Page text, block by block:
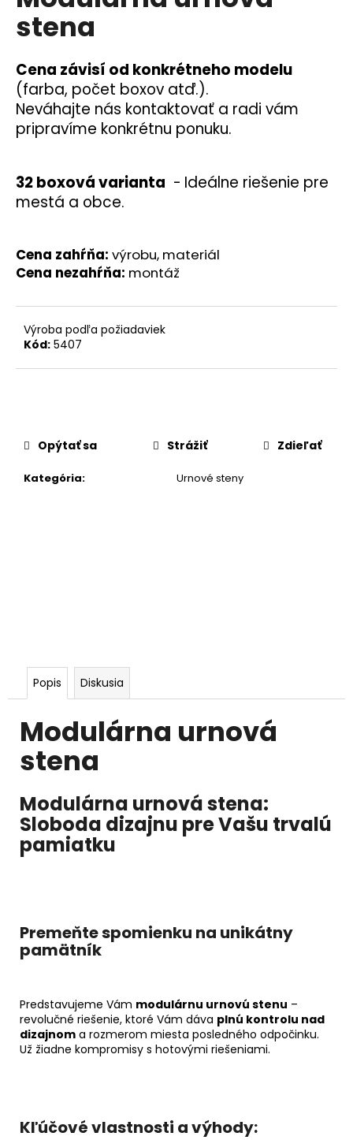
z
hviezdičiek.
stena
Cena závisí od konkrétneho modelu
(farba, počet boxov atď.).
Neváhajte nás kontaktovať a radi vám
pripravíme konkrétnu ponuku.
32 boxová varianta - Ideálne riešenie pre
mestá a obce.
Cena zahŕňa: výrobu, materiál
Cena nezahŕňa: montáž
Výroba podľa požiadaviek
Kód: 5407
Kategória: Urnové steny
Opýtať sa Strážiť Zdieľať
Popis Diskusia
Modulárna urnová
stena
Modulárna urnová stena:
Sloboda dizajnu pre Vašu trvalú
pamiatku
Premeňte spomienku na unikátny
pamätník
Predstavujeme Vám modulárnu urnovú stenu –
revolučné riešenie, ktoré Vám dáva plnú kontrolu nad
dizajnom a rozmerom miesta posledného odpočinku.
Už žiadne kompromisy s hotovými riešeniami.
Kľúčové vlastnosti a výhody:
á
j
s
ť
?
HĽADAŤ
O
d
o
ú
č
a